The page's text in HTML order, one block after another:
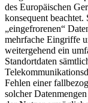
des Europäischen
konsequent
„eingefrorenen“
mehrfache Eingriffe
weitergehend ein
Standortdaten
Fehlen einer
solcher